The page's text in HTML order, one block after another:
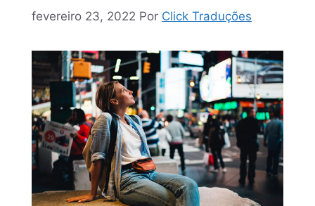
fevereiro 23, 2022 Por Click Traduções